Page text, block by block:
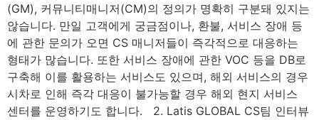
(GM), 커뮤니티매니저(CM)의 정의가 명확히 구분돼 있지는
않습니다. 만일 고객에게 궁금점이나, 환불, 서비스 장애 등
에 관한 문의가 오면 CS 매니저들이 즉각적으로 대응하는
형태가 많습니다. 또한 서비스 장애에 관한 VOC 등을 DB로
구축해 이를 활용하는 서비스도 있으며, 해외 서비스의 경우
시차로 인해 즉각 대응이 불가능할 경우 해외 현지 서비스
센터를 운영하기도 합니다. 2. Latis GLOBAL CS팀 인터뷰